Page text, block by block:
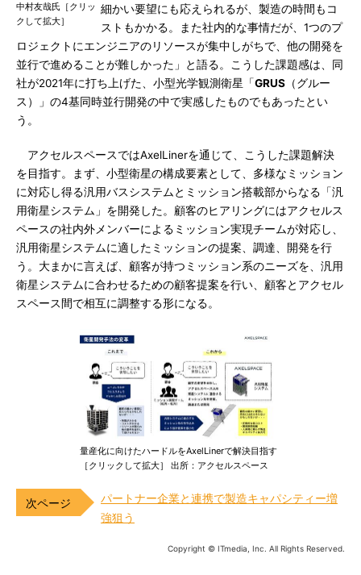
中村友哉氏［クリッ
クして拡大］
細かい要望にも応えられるが、製造の時間もコ
ストもかかる。また社内的な事情だが、1つのプ
ロジェクトにエンジニアのリソースが集中しがちで、他の開発を
並行で進めることが難しかった」と語る。こうした課題感は、同
社が2021年に打ち上げた、小型光学観測衛星「GRUS （グルー
ス）」の4基同時並行開発の中で実感したものでもあったとい
う。
アクセルスペースではAxelLinerを通じて、こうした課題解決
を目指す。まず、小型衛星の構成要素として、多様なミッション
に対応し得る汎用バスシステムとミッション搭載部からなる「汎
用衛星システム」を開発した。顧客のヒアリングにはアクセルス
ペースの社内外メンバーによるミッション実現チームが対応し、
汎用衛星システムに適したミッションの提案、調達、開発を行
う。大まかに言えば、顧客が持つミッション系のニーズを、汎用
衛星システムに合わせるための顧客提案を行い、顧客とアクセル
スペース間で相互に調整する形になる。
量産化に向けたハードルをAxelLinerで解決目指す
［クリックして拡大］ 出所：アクセルスペース
パートナー企業と連携で製造キャパシティー増
強狙う
Copyright © ITmedia, Inc. All Rights Reserved.